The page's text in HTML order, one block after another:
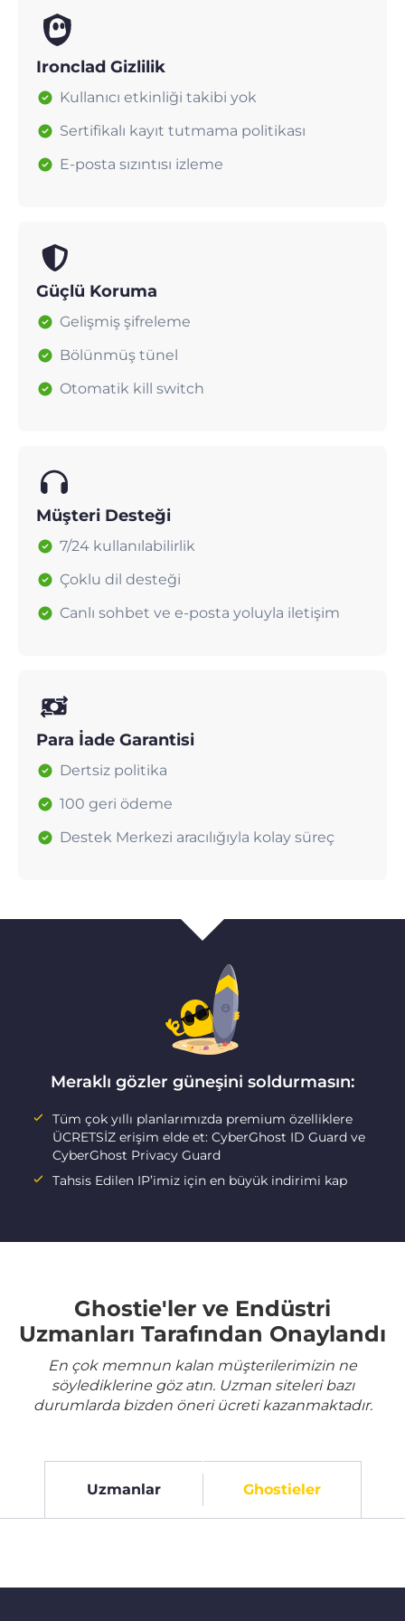
Ironclad Gizlilik
Kullanıcı etkinliği takibi yok
Sertifikalı kayıt tutmama politikası
E-posta sızıntısı izleme
Güçlü Koruma
Gelişmiş şifreleme
Bölünmüş tünel
Otomatik kill switch
Müşteri Desteği
7/24 kullanılabilirlik
Çoklu dil desteği
Canlı sohbet ve e-posta yoluyla iletişim
Para İade Garantisi
Dertsiz politika
100 geri ödeme
Destek Merkezi aracılığıyla kolay süreç
Meraklı gözler güneşini soldurmasın:
Tüm çok yıllı planlarımızda premium özelliklere
ÜCRETSİZ erişim elde et: CyberGhost ID Guard ve
CyberGhost Privacy Guard
Tahsis Edilen IP’imiz için en büyük indirimi kap
Ghostie'ler ve Endüstri
Uzmanları Tarafından Onaylandı
En çok memnun kalan müşterilerimizin ne
söylediklerine göz atın. Uzman siteleri bazı
durumlarda bizden öneri ücreti kazanmaktadır.
Uzmanlar Ghostieler